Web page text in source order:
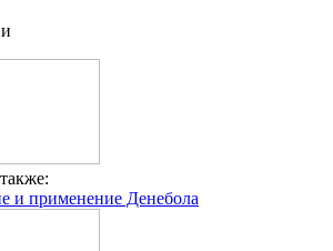
и применение Денебола